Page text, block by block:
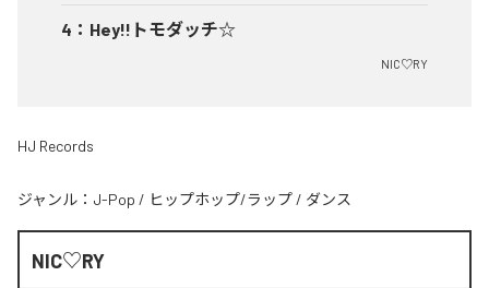
4 ： Hey!!トモダッチ☆
NIC♡RY
HJ Records
ジャンル： J-Pop / ヒップホップ/ラップ / ダンス
NIC♡RY